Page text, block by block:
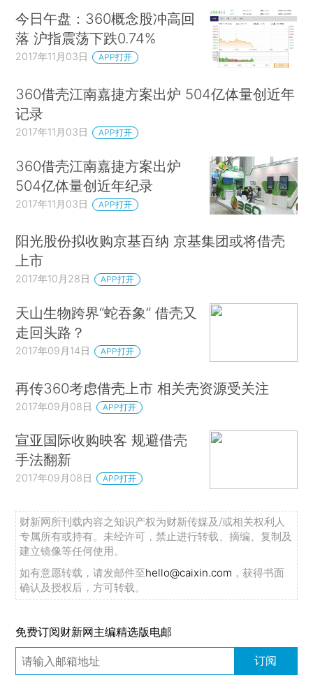
今日午盘：360概念股冲高回
落 沪指震荡下跌0.74%
2017年11月03日 APP打开
360借壳江南嘉捷方案出炉 504亿体量创近年
记录
2017年11月03日 APP打开
360借壳江南嘉捷方案出炉
504亿体量创近年纪录
2017年11月03日 APP打开
阳光股份拟收购京基百纳 京基集团或将借壳
上市
2017年10月28日 APP打开
天山生物跨界“蛇吞象” 借壳又
走回头路？
2017年09月14日 APP打开
再传360考虑借壳上市 相关壳资源受关注
2017年09月08日 APP打开
宣亚国际收购映客 规避借壳
手法翻新
2017年09月08日 APP打开
财新网所刊载内容之知识产权为财新传媒及/或相关权利人
专属所有或持有。未经许可，禁止进行转载、摘编、复制及
建立镜像等任何使用。
如有意愿转载，请发邮件至hello@caixin.com ，获得书面
确认及授权后，方可转载。
免费订阅财新网主编精选版电邮
订阅